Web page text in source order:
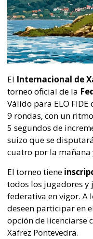
El Internacional de
torneo oficial de la
Válido para ELO
9 rondas, con un
5 segundos de
suizo que se
cuatro por la mañana
El torneo tiene
todos los jugadores y
federativa en vigor. A
deseen participar en
opción de licenciarse
Xafrez Pontevedra.